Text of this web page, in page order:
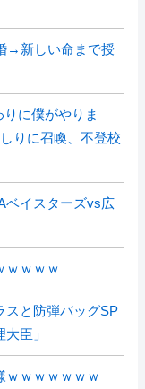
→新しい命まで授
に僕がやりま
りに召喚、不登校
ベイスターズvs広
ｗｗｗｗ
スと防弾バッグSP
臣」
ｗｗｗｗｗｗｗ